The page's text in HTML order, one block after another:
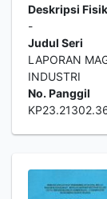
Deskripsi Fisik
-
Judul Seri
LAPORAN
INDUSTRI
No. Panggil